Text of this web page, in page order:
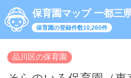
保育園マップ 一都三
保育園の登録件数10,260件
品川区の保育園